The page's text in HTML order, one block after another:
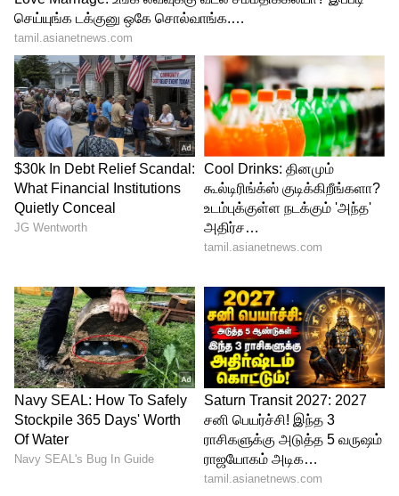
வந்து சேரும்.
நிதி நிலைமை மேம்படும். முதலீடுகளில்
இருந்து திடீர் லாபங்கள் கிடைக்கும்.
தடைப்பட்டிருந்த திட்டங்கள் அல்லது
வேலைகள் ஒவ்வொன்றாக நிறைவேறும்.
புதிய வாய்ப்புகளுக்கான கதவுகள்
திறக்கும்.
இந்த நேரத்தில் நீங்கள் சரியான
திட்டமிடலுடன் செயல்பட்டு, அனைத்து
முடிப்பீர்கள்.
இந்த காலகட்டத்தில் சேமிப்பிலும் கவனம்
செலுத்துவீர்கள். இது எதிர்காலத்திற்கான
நிதி பாதுகாப்பை உறுதி செய்யும்.
ஒட்டுமொத்தமாக அடுத்த சில
மாதங்களுக்கு ரிஷப ராசிக்காரர்கள்
மகிழ்ச்சியையும், செழிப்பையும்